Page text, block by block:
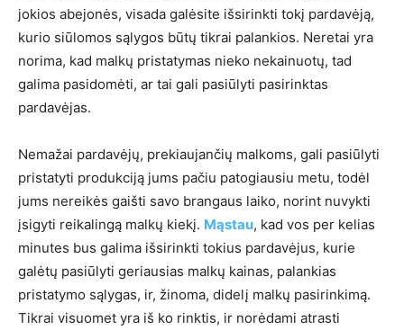
jokios abejonės, visada galėsite išsirinkti tokį pardavėją,
kurio siūlomos sąlygos būtų tikrai palankios. Neretai yra
norima, kad malkų pristatymas nieko nekainuotų, tad
galima pasidomėti, ar tai gali pasiūlyti pasirinktas
pardavėjas.
Nemažai pardavėjų, prekiaujančių malkoms, gali pasiūlyti
pristatyti produkciją jums pačiu patogiausiu metu, todėl
jums nereikės gaišti savo brangaus laiko, norint nuvykti
įsigyti reikalingą malkų kiekį. Mąstau, kad vos per kelias
minutes bus galima išsirinkti tokius pardavėjus, kurie
galėtų pasiūlyti geriausias malkų kainas, palankias
pristatymo sąlygas, ir, žinoma, didelį malkų pasirinkimą.
Tikrai visuomet yra iš ko rinktis, ir norėdami atrasti